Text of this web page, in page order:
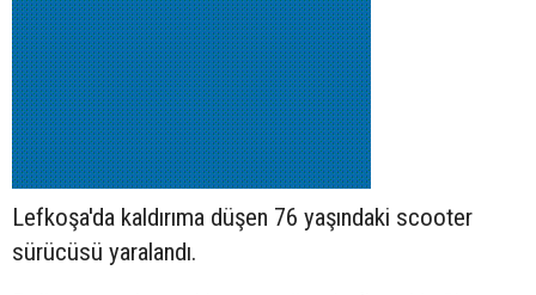
Lefkoşa'da kaldırıma düşen 76 yaşındaki scooter
sürücüsü yaralandı.